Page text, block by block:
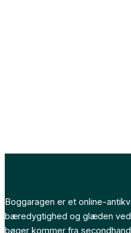
Boggaragen er et online-
bæredygtighed og glæden
bøger kommer fra